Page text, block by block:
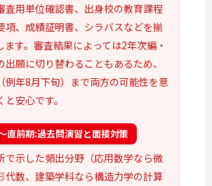
査用単位確認書、出身校の教育課程
項、成績証明書、シラバスなどを揃
ます。審査結果によっては2年次編・
出願に切り替わることもあるため、
例年8月下旬）まで両方の可能性を意
安心です。
直前期:過去問演習と面接対策
で示した頻出分野（応用数学なら微
代数、建築学科なら構造力学の計算